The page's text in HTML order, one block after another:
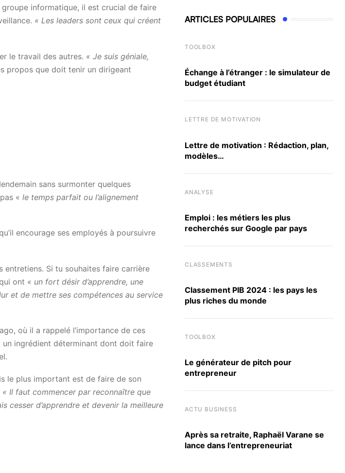
groupe informatique, il est crucial de faire
« Les leaders sont ceux qui créent
le travail des autres. « Je suis géniale,
propos que doit tenir un dirigeant
sans surmonter quelques
« le temps parfait ou l’alignement
encourage ses employés à poursuivre
Si tu souhaites faire carrière
ont « un fort désir d’apprendre, une
et de mettre ses compétences au service
où il a rappelé l’importance de ces
un ingrédient déterminant dont doit faire
le plus important est de faire de son
« Il faut commencer par reconnaître que
cesser d’apprendre et devenir la meilleure
ARTICLES POPULAIRES
TOOLBOX
Échange à l’étranger : le simulateur de
budget étudiant
LETTRE DE MOTIVATION
Lettre de motivation : Rédaction, plan,
modèles…
ANALYSE
Emploi : les métiers les plus
recherchés sur Google par pays
CLASSEMENTS
Classement PIB 2024 : les pays les
plus riches du monde
TOOLBOX
Le générateur de pitch pour
entrepreneur
ACTU BUSINESS
Après sa retraite, Raphaël Varane se
lance dans l’entrepreneuriat